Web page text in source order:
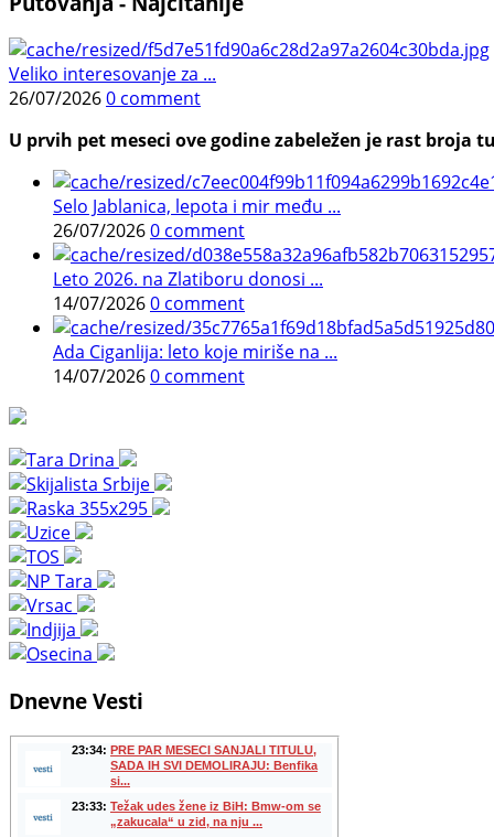
Veliko interesovanje za ...
26/07/20260 comment
U prvih pet meseci ove godine zabeležen je rast
Selo Jablanica, lepota i mir među ...
26/07/20260 comment
Leto 2026. na Zlatiboru donosi ...
14/07/20260 comment
Ada Ciganlija: leto koje miriše na ...
14/07/20260 comment
Dnevne Vesti